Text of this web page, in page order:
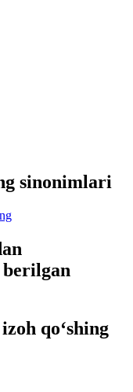
sinonimlari
berilgan
qo‘shing